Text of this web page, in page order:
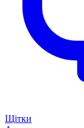
Щітки